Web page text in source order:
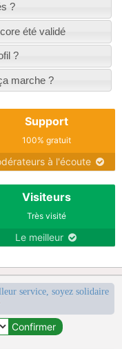
?
été validé
?
marche ?
Support
100% gratuit
à l'écoute
Visiteurs
Très visité
Le meilleur
service, soyez solidaire